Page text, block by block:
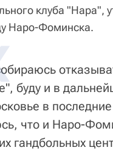
клуба "Нара",
Наро-Фоминска.
буду и в
в
что и Наро-
гандбольных